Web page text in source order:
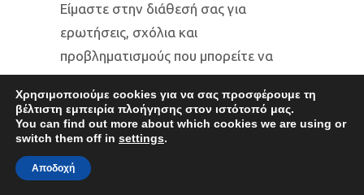
Είμαστε στην διάθεσή σας για
ερωτήσεις, σχόλια και
προβληματισμούς που μπορείτε να
έχετε σχετικά με την Πολιτική και τις
πρακτικές μας.
Ισχύς Πολιτικής Ασφάλειας και
Προστασίας Προσωπικών
Χρησιμοποιούμε cookies για να σας προσφέρουμε τη
βέλτιστη εμπειρία πλοήγησης στον ιστότοπό μας.
You can find out more about which cookies we are using or
switch them off in settings.
Αποδοχή